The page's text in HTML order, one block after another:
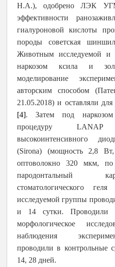
Н.А.), одобрено ЛЭК
эффективности
гиалуроновой кислоты
породы советская
Животным исследуемой и
наркозом ксила и
моделирование
авторским способом
21.05.2018) и оставляли
[4]. Затем под
процедуру
высокоинтенсивного
(Sirona) (мощность 2,8
оптоволокно 320 мкм,
пародонтальный
стоматологического
исследуемой группы
и 14 сутки. Проводили
морфологическое
наблюдения
проводили в контрольные
14, 28 дней.